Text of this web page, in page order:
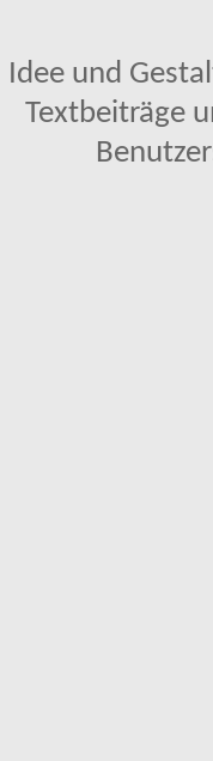
Idee und
Textbeiträge